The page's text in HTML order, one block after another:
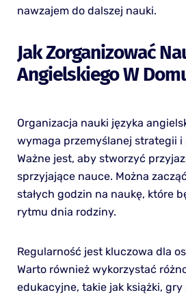
nawzajem do dalszej nauki.
Jak Zorganizować
Angielskiego W
Organizacja nauki języka
wymaga przemyślanej strategii i
Ważne jest, aby stworzyć
sprzyjające nauce. Można
stałych godzin na naukę, które
rytmu dnia rodziny.
Regularność jest kluczowa dla
Warto również wykorzystać
edukacyjne, takie jak książki,